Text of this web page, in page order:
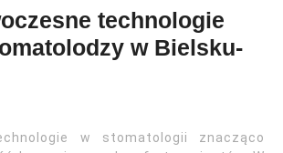
technologie
w Bielsku-
w stomatologii znacząco